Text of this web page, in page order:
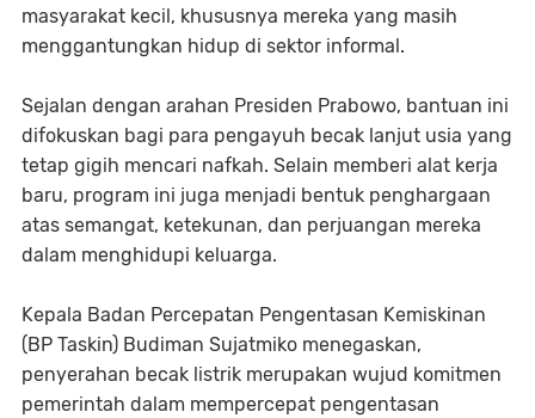
masyarakat kecil, khususnya mereka yang masih
menggantungkan hidup di sektor informal.
Sejalan dengan arahan Presiden Prabowo, bantuan ini
difokuskan bagi para pengayuh becak lanjut usia yang
tetap gigih mencari nafkah. Selain memberi alat kerja
baru, program ini juga menjadi bentuk penghargaan
atas semangat, ketekunan, dan perjuangan mereka
dalam menghidupi keluarga.
Kepala Badan Percepatan Pengentasan Kemiskinan
(BP Taskin) Budiman Sujatmiko menegaskan,
penyerahan becak listrik merupakan wujud komitmen
pemerintah dalam mempercepat pengentasan